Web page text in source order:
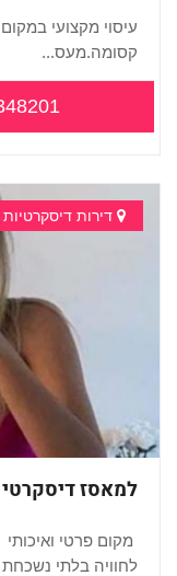
עיסוי מקצועי
קסומה.מעס...
דירות
למאסז דיסקרטי
מקום פרטי ואיכותי
לחוויה בלתי נשכחת